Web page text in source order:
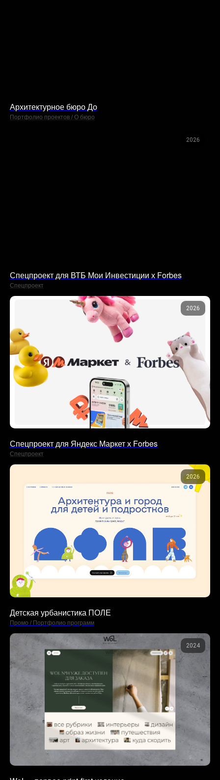
Архитектурное бюро До
Портфолио проектов / О бюро
2026
Спецпроект для ВТБ Мои Инвестиции х Forbes
Спецпроект
2026
Спецпроект для Яндекс Маркет х Forbes
Спецпроект
2026
Детская урбанистика ПОЛЕ
Промо / Портфолио программ
2024